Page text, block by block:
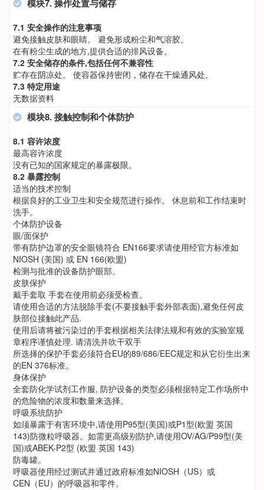
模块7. 操作处置与储存
7.1 安全操作的注意事项
避免接触皮肤和眼睛。 避免形成粉尘和气溶胶。
在有粉尘生成的地方,提供合适的排风设备。
7.2 安全储存的条件,包括任何不兼容性
贮存在阴凉处。 使容器保持密闭，储存在干燥通风处。
7.3 特定用途
无数据资料
模块8. 接触控制和个体防护
8.1 容许浓度
最高容许浓度
没有已知的国家规定的暴露极限。
8.2 暴露控制
适当的技术控制
根据良好的工业卫生和安全规范进行操作。 休息前和工作结束时
洗手。
个体防护设备
眼/面保护
带有防护边罩的安全眼镜符合 EN166要求请使用经官方标准如
NIOSH (美国) 或 EN 166(欧盟)
检测与批准的设备防护眼部。
皮肤保护
戴手套取 手套在使用前必须受检查。
请使用合适的方法脱除手套(不要接触手套外部表面),避免任何皮
肤部位接触此产品.
使用后请将被污染过的手套根据相关法律法规和有效的实验室规
章程序谨慎处理. 请清洗并吹干双手
所选择的保护手套必须符合EU的89/686/EEC规定和从它衍生出来
的EN 376标准。
身体保护
全套防化学试剂工作服, 防护设备的类型必须根据特定工作场所中
的危险物的浓度和数量来选择。
呼吸系统防护
如须暴露于有害环境中,请使用P95型(美国)或P1型(欧盟 英国
143)防微粒呼吸器。如需更高级别防护,请使用OV/AG/P99型(美
国)或ABEK-P2型 (欧盟 英国 143)
防毒罐。
呼吸器使用经过测试并通过政府标准如NIOSH（US）或
CEN（EU）的呼吸器和零件。